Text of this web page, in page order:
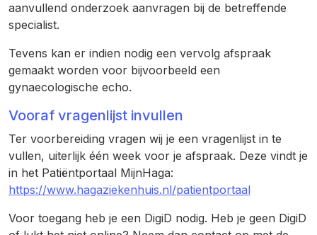
aanvullend onderzoek aanvragen bij de betreffende
specialist.
Tevens kan er indien nodig een vervolg afspraak
gemaakt worden voor bijvoorbeeld een
gynaecologische echo.
Vooraf vragenlijst invullen
Ter voorbereiding vragen wij je een vragenlijst in te
vullen, uiterlijk één week voor je afspraak. Deze vindt je
in het Patiëntportaal MijnHaga:
https://www.hagaziekenhuis.nl/patientportaal
Voor toegang heb je een DigiD nodig. Heb je geen DigiD